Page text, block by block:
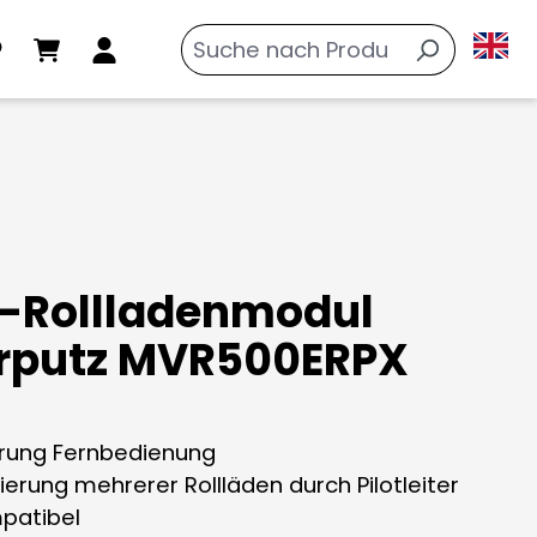
Rollladenmodul
MVR500ERPX
Fernbedienung
mehrerer Rollläden durch Pilotleiter